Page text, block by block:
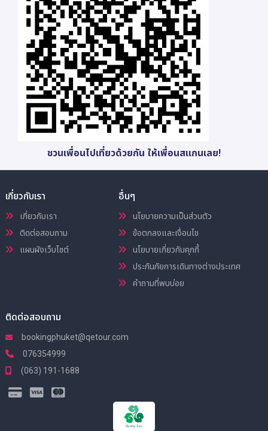
ชวนเพื่อนไปเที่ยวด้วยกัน ให้เพื่อนสแกนเลย!
เกี่ยวกับเรา
เกี่ยวกับเรา
ติดต่อสอบถาม
แผนผังเว็บไซต์
อื่นๆ
นโยบายความเป็นส่วนตัว
ข้อตกลงและเงื่อนไข
นโยบายเกี่ยวกับคุกกี้
ประกันภัยการเดินทางต่างประเทศ
คำถามที่พบบ่อย
ติดต่อสอบถาม
bookingphuket@qetour.com
076354999
(063) 191-1688